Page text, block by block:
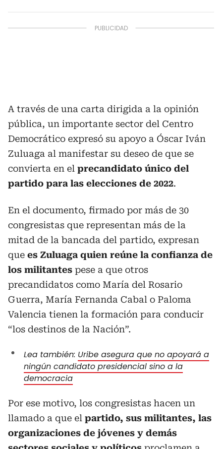
A través de una carta dirigida a la opinión
pública, un importante sector del Centro
Democrático expresó su apoyo a Óscar Iván
Zuluaga al manifestar su deseo de que se
convierta en el precandidato único del
partido para las elecciones de 2022.
En el documento, firmado por más de 30
congresistas que representan más de la
mitad de la bancada del partido, expresan
que es Zuluaga quien reúne la confianza de
los militantes pese a que otros
precandidatos como María del Rosario
Guerra, María Fernanda Cabal o Paloma
Valencia tienen la formación para conducir
“los destinos de la Nación”.
Lea también: Uribe asegura que no apoyará a
ningún candidato presidencial sino a la
democracia
Por ese motivo, los congresistas hacen un
llamado a que el partido, sus militantes, las
organizaciones de jóvenes y demás